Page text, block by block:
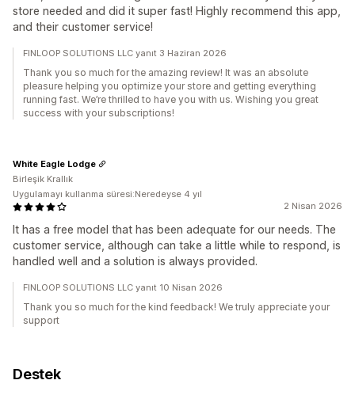
store needed and did it super fast! Highly recommend this app,
and their customer service!
FINLOOP SOLUTIONS LLC yanıt 3 Haziran 2026
Thank you so much for the amazing review! It was an absolute
pleasure helping you optimize your store and getting everything
running fast. We’re thrilled to have you with us. Wishing you great
success with your subscriptions!
2 Nisan 2026
It has a free model that has been adequate for our needs. The
customer service, although can take a little while to respond, is
handled well and a solution is always provided.
White Eagle Lodge
Birleşik Krallık
Uygulamayı kullanma süresi:Neredeyse 4 yıl
FINLOOP SOLUTIONS LLC yanıt 10 Nisan 2026
Thank you so much for the kind feedback! We truly appreciate your
support
Destek